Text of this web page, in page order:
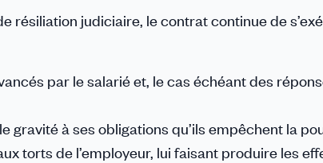
résiliation judiciaire, le contrat continue de
par le salarié et, le cas échéant des
à ses obligations qu’ils empêchent la
torts de l’employeur, lui faisant produire les